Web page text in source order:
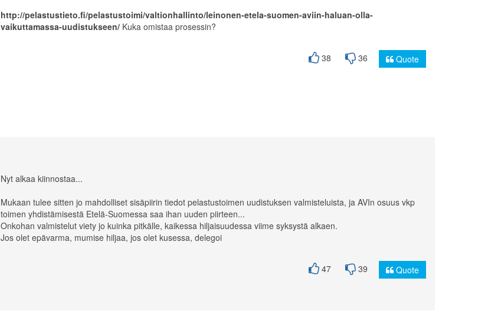
http://pelastustieto.fi/pelastustoimi/valtionhallinto/leinonen-etela-suomen-aviin-haluan-olla-
vaikuttamassa-uudistukseen/ Kuka omistaa prosessin?
38 36 Quote
Nyt alkaa kiinnostaa...
Mukaan tulee sitten jo mahdolliset sisäpiirin tiedot pelastustoimen uudistuksen valmisteluista, ja AVIn osuus vkp
toimen yhdistämisestä Etelä-Suomessa saa ihan uuden piirteen...
Onkohan valmistelut viety jo kuinka pitkälle, kaikessa hiljaisuudessa viime syksystä alkaen.
Jos olet epävarma, mumise hiljaa, jos olet kusessa, delegoi
47 39 Quote